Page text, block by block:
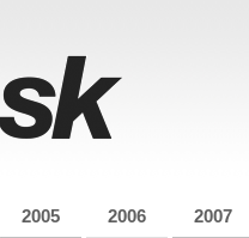
2005 2006 2007